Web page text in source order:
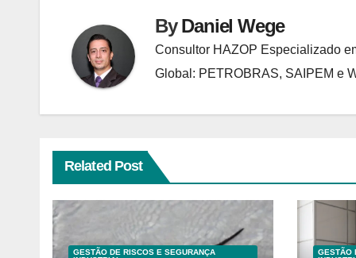
ByDaniel Wege
Consultor HAZOP Especializado
Global: PETROBRAS, SAIPEM e
Related Post
GESTÃO DE RISCOS E SEGURANÇA
GESTÃO